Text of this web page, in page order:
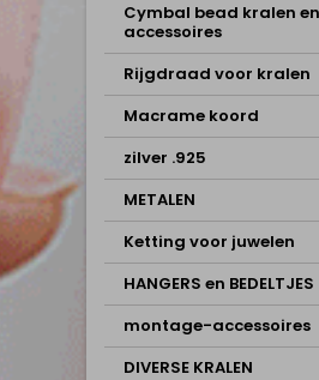
Cymbal bead kralen en
accessoires
Rijgdraad voor kralen
Macrame koord
zilver .925
METALEN
Ketting voor juwelen
HANGERS en BEDELTJES
montage-accessoires
DIVERSE KRALEN